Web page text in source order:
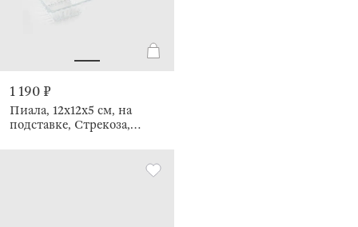
1 190 ₽
Пиала, 12х12х5 см, на
подставке, Стрекоза,